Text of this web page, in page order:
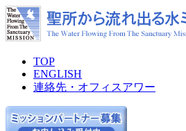
TOP
ENGLISH
連絡先・オフィスアワー